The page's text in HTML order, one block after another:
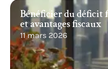
Bénéficier du déficit
et avantages fiscaux
11 mars 2026